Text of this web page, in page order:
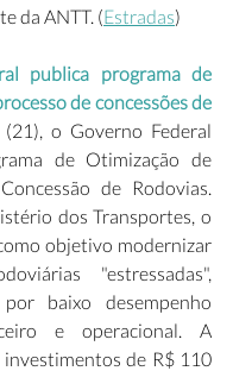
da ANTT. (Estradas)
publica programa de
de concessões de
(21), o Governo Federal
de Otimização de
de Rodovias.
dos Transportes, o
objetivo modernizar
"estressadas",
por baixo desempenho
e operacional. A
de R$ 110